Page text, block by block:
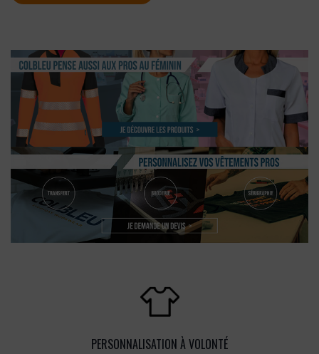
PERSONNALISATION À VOLONTÉ